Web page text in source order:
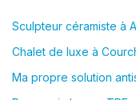
Sculpteur céramiste à
Chalet de luxe à
Ma propre solution